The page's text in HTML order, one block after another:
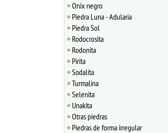
Onix negro
Piedra Luna - Adularia
Piedra Sol
Rodocrosita
Rodonita
Pirita
Sodalita
Turmalina
Selenita
Unakita
Otras piedras
Piedras de forma irregular